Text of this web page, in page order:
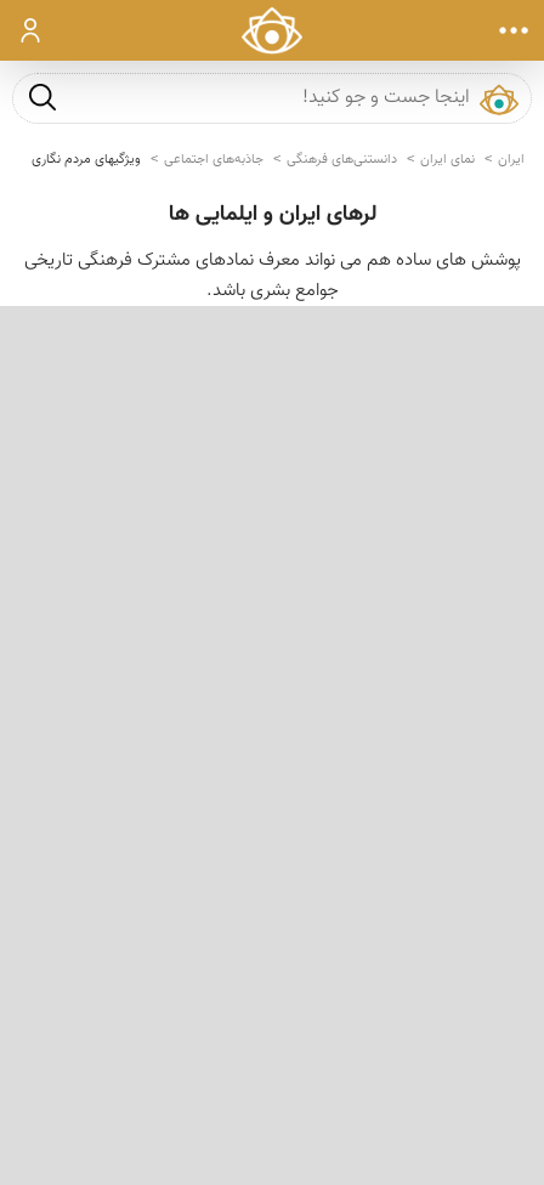
ورود
جست و
ایران نمای ایران دانستنی‌های فرهنگی جاذبه‌های اجتماعی ویژگیهای مردم نگاری
لرهای ایران و ایلمایی ها
پوشش های ساده هم می نواند معرف نمادهای مشترک فرهنگی تاریخی
جوامع بشری باشد.